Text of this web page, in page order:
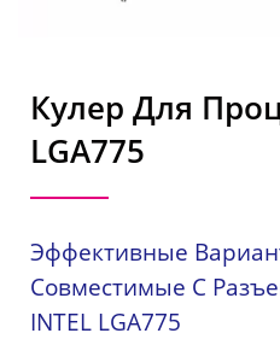
Кулер Для
LGA775
Эффективные
Совместимые С
INTEL LGA775